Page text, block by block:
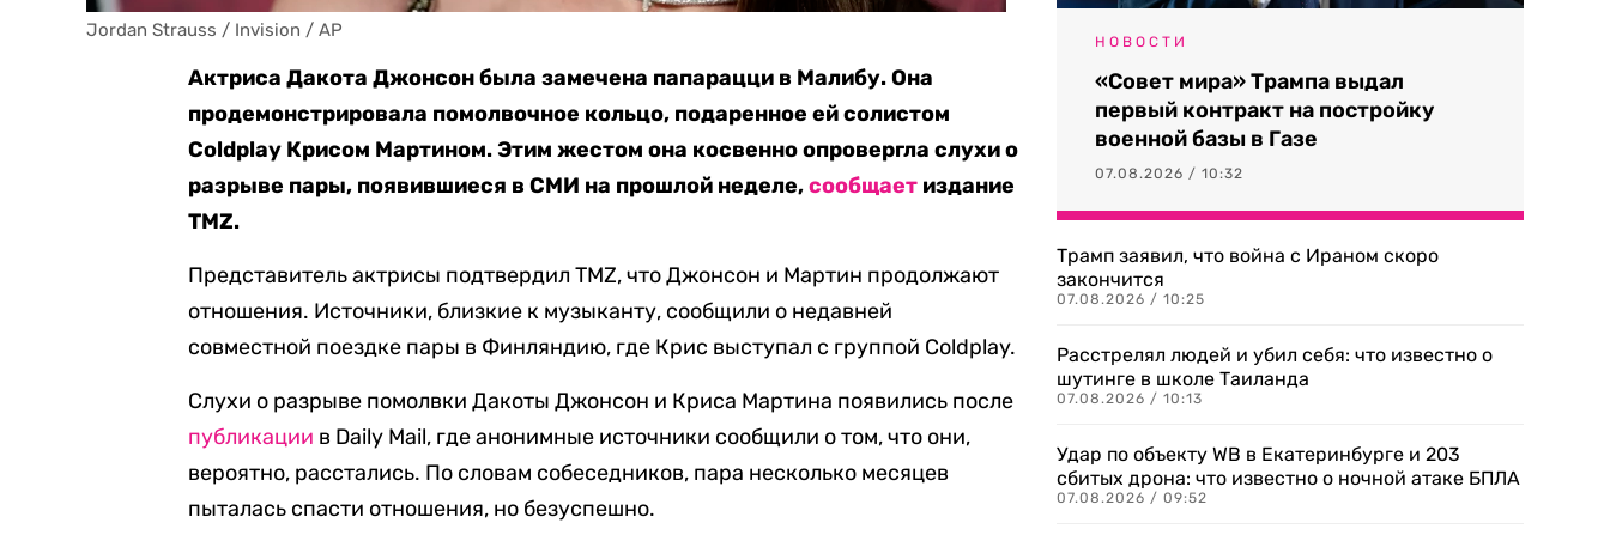
Jordan Strauss / Invision / AP
Актриса Дакота Джонсон была замечена папарацци в Малибу. Она
продемонстрировала помолвочное кольцо, подаренное ей солистом
Coldplay Крисом Мартином. Этим жестом она косвенно опровергла слухи о
разрыве пары, появившиеся в СМИ на прошлой неделе,сообщает издание
TMZ.
Представитель актрисы подтвердил TMZ, что Джонсон и Мартин продолжают
отношения. Источники, близкие к музыканту, сообщили о недавней
совместной поездке пары в Финляндию, где Крис выступал с группой Coldplay.
Слухи о разрыве помолвки Дакоты Джонсон и Криса Мартина появились после
публикации в Daily Mail, где анонимные источники сообщили о том, что они,
вероятно, расстались. По словам собеседников, пара несколько месяцев
пыталась спасти отношения, но безуспешно.
НОВОСТИ
«Совет мира» Трампа выдал
первый контракт на постройку
военной базы в Газе
07.08.2026 / 10:32
Трамп заявил, что война с Ираном скоро
закончится
07.08.2026 / 10:25
Расстрелял людей и убил себя: что известно о
шутинге в школе Таиланда
07.08.2026 / 10:13
Удар по объекту WB в Екатеринбурге и 203
сбитых дрона: что известно о ночной атаке БПЛА
07.08.2026 / 09:52